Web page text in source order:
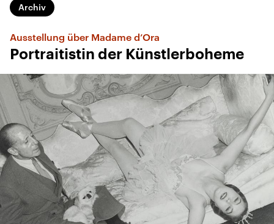
Archiv
Ausstellung über Madame d’Ora
Portraitistin der Künstlerboheme